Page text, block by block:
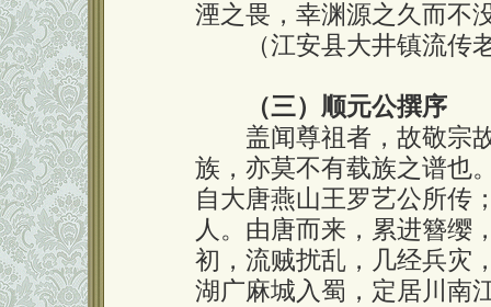
湮之畏，幸渊源之久而不
（江安县大井镇流传老
（三）顺元公撰序
盖闻尊祖者，故敬宗故
族，亦莫不有载族之谱也
自大唐燕山王罗艺公所传
人。由唐而来，累进簪缨
初，流贼扰乱，几经兵灾
湖广麻城入蜀，定居川南